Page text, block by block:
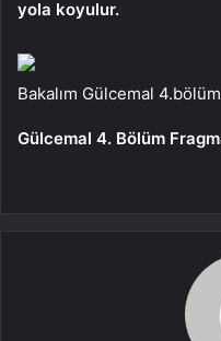
yola koyulur.
Bakalım Gülcemal
Gülcemal 4. Bölüm